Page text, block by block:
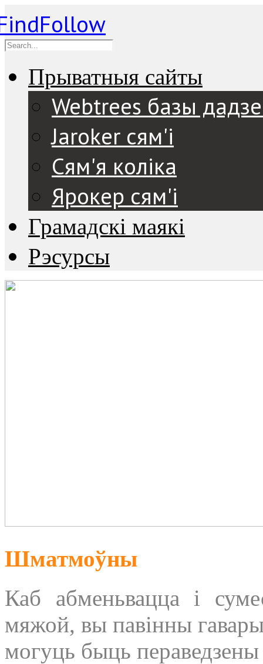
Прыватныя сайты
Webtrees базы
Jaroker сям'і
Сям'я коліка
Ярокер сям'і
Грамадскі маякі
Рэсурсы
Шматмоўны
Каб абменьвацца і
мяжой, вы павінны
могуць быць